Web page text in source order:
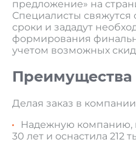
предложение» на
Специалисты свяжутся
сроки и зададут
формирования
учетом возможных
Преимущества
Делая заказ в
Надежную компанию,
30 лет и оснастила 212